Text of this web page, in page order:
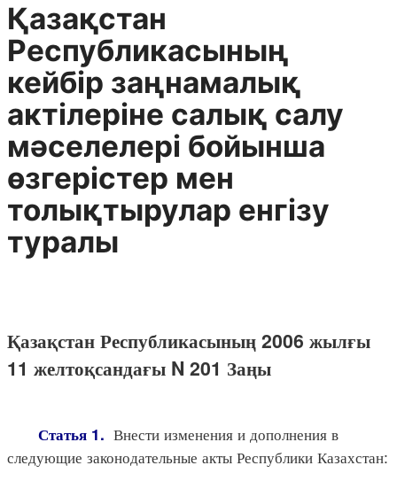
Қазақстан
Республикасының
кейбiр заңнамалық
актiлерiне салық салу
мәселелерi бойынша
өзгерiстер мен
толықтырулар енгiзу
туралы
Қазақстан Республикасының 2006 жылғы
11 желтоқсандағы N 201 Заңы
Статья 1. Внести изменения и дополнения в
следующие законодательные акты Республики Казахстан: